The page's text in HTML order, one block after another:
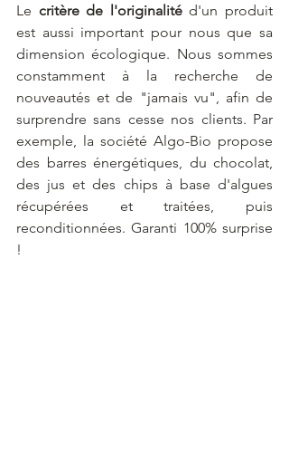
Le critère de l'originalité d'un produit
est aussi important pour nous que sa
dimension écologique. Nous sommes
constamment à la recherche de
nouveautés et de "jamais vu", afin de
surprendre sans cesse nos clients. Par
exemple, la société Algo-Bio propose
des barres énergétiques, du chocolat,
des jus et des chips à base d'algues
récupérées et traitées, puis
reconditionnées. Garanti 100% surprise
!